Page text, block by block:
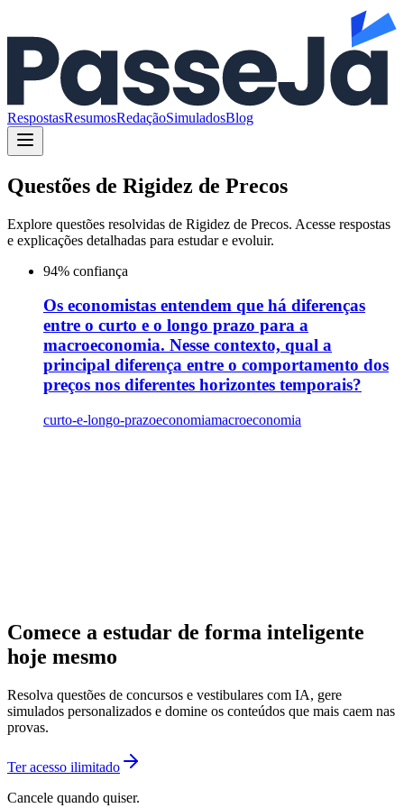
RespostasResumosRedaçãoSimuladosBlog
Questões de Rigidez de Precos
Explore questões resolvidas de Rigidez de Precos. Acesse respostas
e explicações detalhadas para estudar e evoluir.
94% confiança
Os economistas entendem que há diferenças
entre o curto e o longo prazo para a
macroeconomia. Nesse contexto, qual a
principal diferença entre o comportamento dos
preços nos diferentes horizontes temporais?
curto-e-longo-prazoeconomiamacroeconomia
Comece a estudar de forma inteligente
hoje mesmo
Resolva questões de concursos e vestibulares com IA, gere
simulados personalizados e domine os conteúdos que mais caem nas
provas.
Ter acesso ilimitado
Cancele quando quiser.